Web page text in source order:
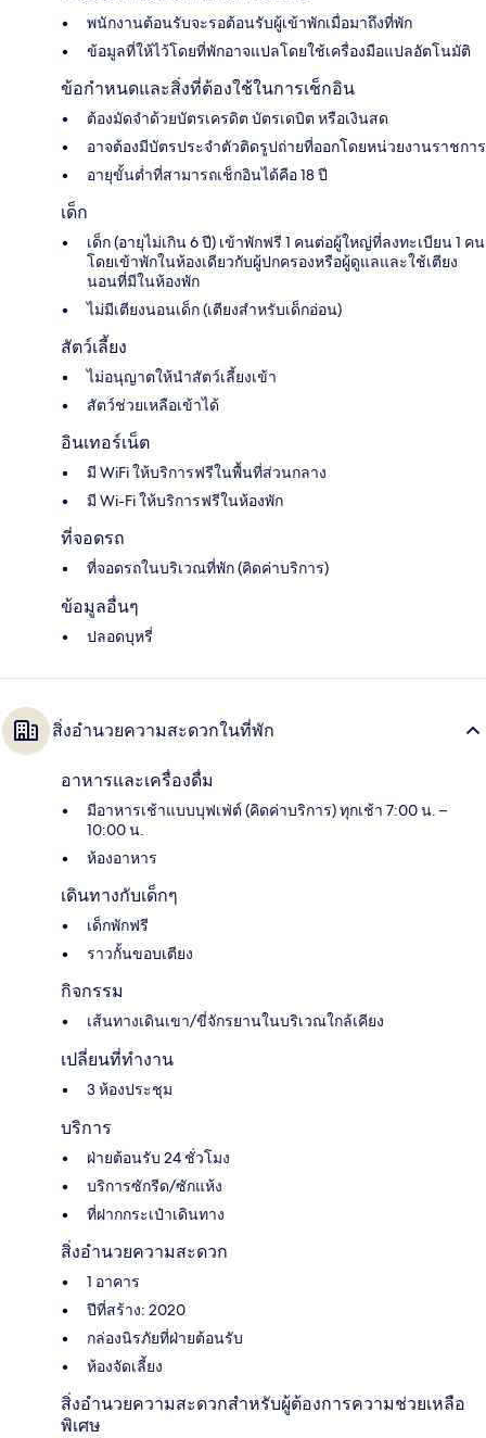
พนักงานต้อนรับจะรอต้อนรับผู้เข้าพักเมื่อมาถึงที่พัก
ข้อมูลที่ให้ไว้โดยที่พักอาจแปลโดยใช้เครื่องมือแปลอัตโนมัติ
ข้อกำหนดและสิ่งที่ต้องใช้ในการเช็กอิน
ต้องมัดจำด้วยบัตรเครดิต บัตรเดบิต หรือเงินสด
อาจต้องมีบัตรประจำตัวติดรูปถ่ายที่ออกโดยหน่วยงานราชการ
อายุขั้นต่ำที่สามารถเช็กอินได้คือ 18 ปี
เด็ก
เด็ก (อายุไม่เกิน 6 ปี) เข้าพักฟรี 1 คนต่อผู้ใหญ่ที่ลงทะเบียน 1 คน
โดยเข้าพักในห้องเดียวกับผู้ปกครองหรือผู้ดูแลและใช้เตียง
นอนที่มีในห้องพัก
ไม่มีเตียงนอนเด็ก (เตียงสำหรับเด็กอ่อน)
สัตว์เลี้ยง
ไม่อนุญาตให้นำสัตว์เลี้ยงเข้า
สัตว์ช่วยเหลือเข้าได้
อินเทอร์เน็ต
มี WiFi ให้บริการฟรีในพื้นที่ส่วนกลาง
มี Wi-Fi ให้บริการฟรีในห้องพัก
ที่จอดรถ
ที่จอดรถในบริเวณที่พัก (คิดค่าบริการ)
ข้อมูลอื่นๆ
ปลอดบุหรี่
สิ่งอำนวยความสะดวกในที่พัก
อาหารและเครื่องดื่ม
มีอาหารเช้าแบบบุฟเฟ่ต์ (คิดค่าบริการ) ทุกเช้า 7:00 น. –
10:00 น.
ห้องอาหาร
เดินทางกับเด็กๆ
เด็กพักฟรี
ราวกั้นขอบเตียง
กิจกรรม
เส้นทางเดินเขา/ขี่จักรยานในบริเวณใกล้เคียง
เปลี่ยนที่ทำงาน
3 ห้องประชุม
บริการ
ฝ่ายต้อนรับ 24 ชั่วโมง
บริการซักรีด/ซักแห้ง
ที่ฝากกระเป๋าเดินทาง
สิ่งอำนวยความสะดวก
1 อาคาร
ปีที่สร้าง: 2020
กล่องนิรภัยที่ฝ่ายต้อนรับ
ห้องจัดเลี้ยง
สิ่งอำนวยความสะดวกสำหรับผู้ต้องการความช่วยเหลือ
พิเศษ